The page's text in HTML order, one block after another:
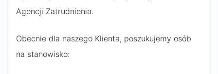
Agencji Zatrudnienia.
Obecnie dla naszego Klienta, poszukujemy osób
na stanowisko: